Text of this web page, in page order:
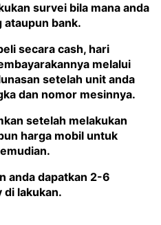
survei bila mana anda
ataupun bank.
secara cash, hari
melalui
setelah unit anda
dan nomor mesinnya.
setelah melakukan
harga mobil untuk
anda dapatkan 2-6
di lakukan.